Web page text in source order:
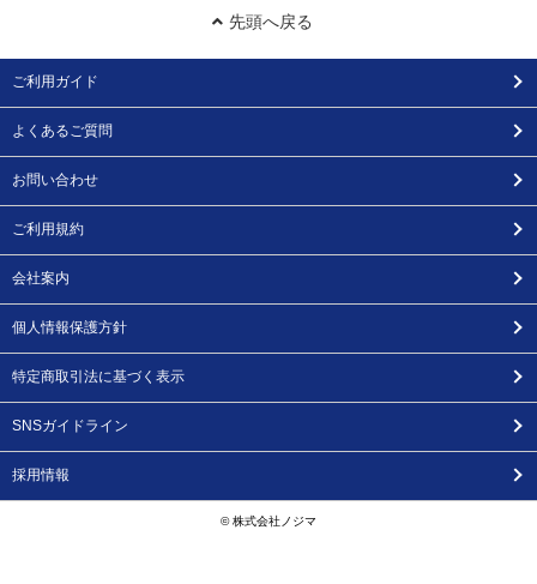
先頭へ戻る
ご利用ガイド
よくあるご質問
お問い合わせ
ご利用規約
会社案内
個人情報保護方針
特定商取引法に基づく表示
SNSガイドライン
採用情報
© 株式会社ノジマ